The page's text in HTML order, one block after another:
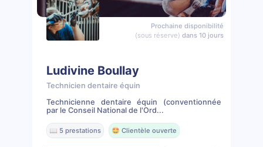
Prochaine disponibilité
(sous réserve) dans 10 jours
Ludivine Boullay
Technicien dentaire équin
Technicienne dentaire équin (conventionnée
par le Conseil National de l'Ord...
📖 5 prestations 🤩 Clientèle ouverte